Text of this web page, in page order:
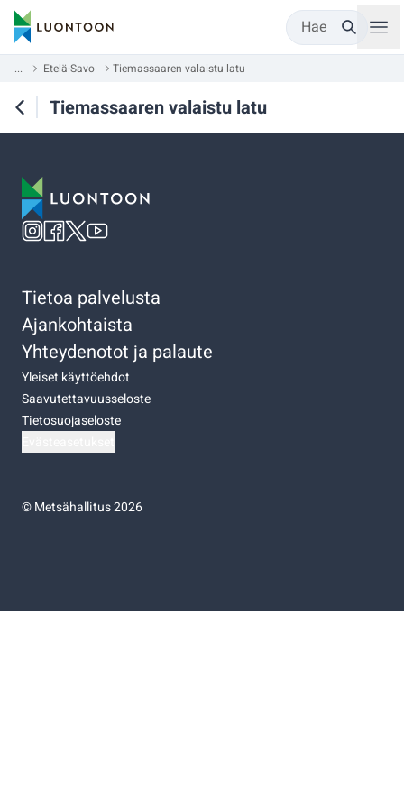
Hae
... Etelä-Savo Tiemassaaren valaistu latu
Tiemassaaren valaistu latu
Tietoa palvelusta
Ajankohtaista
Yhteydenotot ja palaute
Yleiset käyttöehdot
Saavutettavuusseloste
Tietosuojaseloste
©Metsähallitus 2026